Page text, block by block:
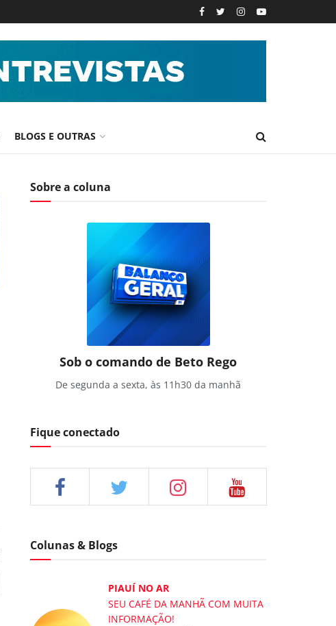
BLOGS E OUTRAS
Sobre a coluna
Sob o comando de Beto Rego
De segunda a sexta, às 11h30 da manhã
Fique conectado
Colunas & Blogs
PIAUÍ NO AR
SEU CAFÉ DA MANHÃ COM MUITA
INFORMAÇÃO!